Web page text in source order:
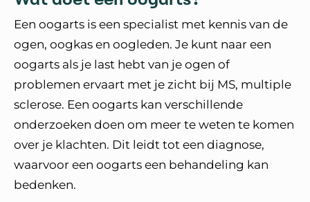
Een oogarts is een specialist met kennis van de
ogen, oogkas en oogleden. Je kunt naar een
oogarts als je last hebt van je ogen of
problemen ervaart met je zicht bij MS, multiple
sclerose. Een oogarts kan verschillende
onderzoeken doen om meer te weten te komen
over je klachten. Dit leidt tot een diagnose,
waarvoor een oogarts een behandeling kan
bedenken.